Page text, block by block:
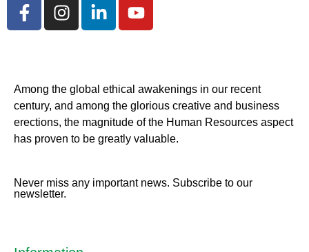
Among the global ethical awakenings in our recent
century, and among the glorious creative and business
erections, the magnitude of the Human Resources aspect
has proven to be greatly valuable.
Never miss any important news. Subscribe to our
newsletter.